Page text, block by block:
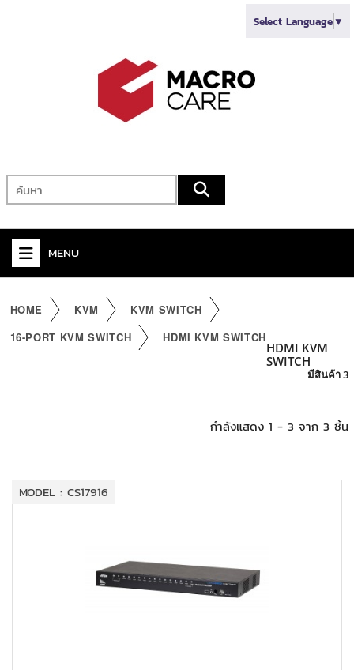
Select Language▼
MENU
+
+
OTHER
HOME KVM
KVM SWITCH
16-PORT KVM SWITCH
HDMI KVM SWITCH
HDMI KVM
SWITCH
มีสินค้า 3
กำลังแสดง 1 - 3 จาก 3 ชิ้น
MODEL : CS17916